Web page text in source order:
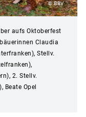
© BBV
aufs Oktoberfest
Claudia
Stellv.
2. Stellv.
Beate Opel